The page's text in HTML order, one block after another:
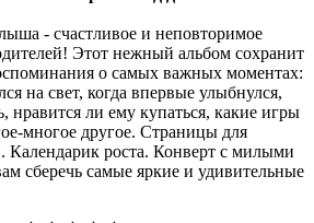
- счастливое и неповторимое
Этот нежный альбом сохранит
о самых важных моментах:
на свет, когда впервые улыбнулся,
нравится ли ему купаться, какие игры
многое другое. Страницы для
Календарик роста. Конверт с милыми
сберечь самые яркие и удивительные